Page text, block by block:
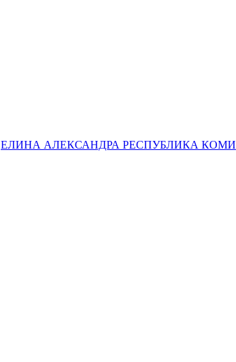
ЕЛИНА АЛЕКСАНДРА РЕСПУБЛИКА КОМИ